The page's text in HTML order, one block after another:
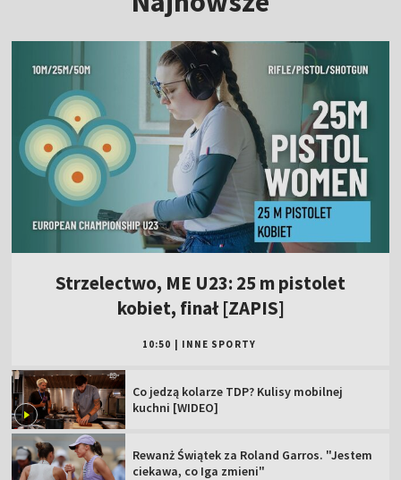
Strzelectwo, ME U23: 25 m pistolet
kobiet, finał [ZAPIS]
10:50 INNE SPORTY
Co jedzą kolarze TDP? Kulisy mobilnej
kuchni [WIDEO]
Rewanż Świątek za Roland Garros. "Jestem
ciekawa, co Iga zmieni"